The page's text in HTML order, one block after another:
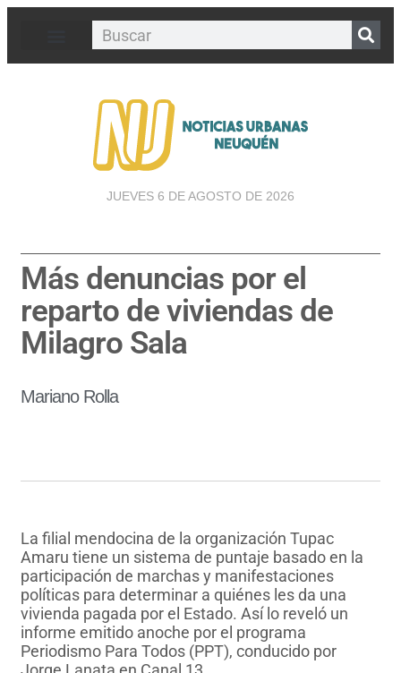
JUEVES 6 DE AGOSTO DE 2026
Más denuncias por el
reparto de viviendas de
Milagro Sala
Mariano Rolla
La filial mendocina de la organización Tupac
Amaru tiene un sistema de puntaje basado en la
participación de marchas y manifestaciones
políticas para determinar a quiénes les da una
vivienda pagada por el Estado. Así lo reveló un
informe emitido anoche por el programa
Periodismo Para Todos (PPT), conducido por